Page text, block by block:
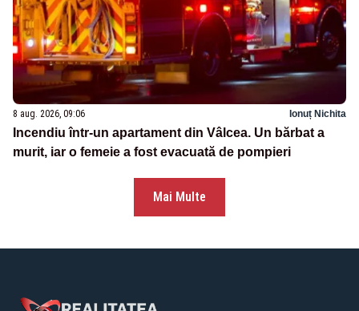
8 aug. 2026, 09:06 Ionuț Nichita
Incendiu într-un apartament din Vâlcea. Un bărbat a
murit, iar o femeie a fost evacuată de pompieri
Mai Multe